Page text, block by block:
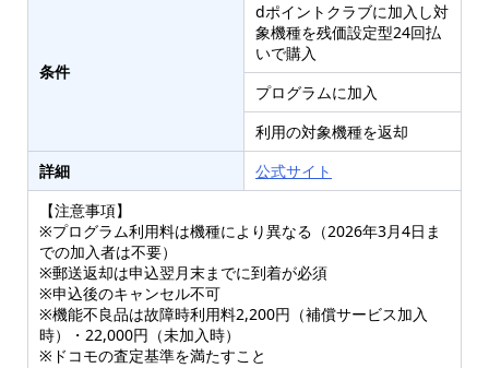
条件
dポイントクラブに加入し対
象機種を残価設定型24回払
いで購入
プログラムに加入
利用の対象機種を返却
詳細
公式サイト
【注意事項】
※プログラム利用料は機種により異なる（2026年3月4日ま
での加入者は不要）
※郵送返却は申込翌月末までに到着が必須
※申込後のキャンセル不可
※機能不良品は故障時利用料2,200円（補償サービス加入
時）・22,000円（未加入時）
※ドコモの査定基準を満たすこと